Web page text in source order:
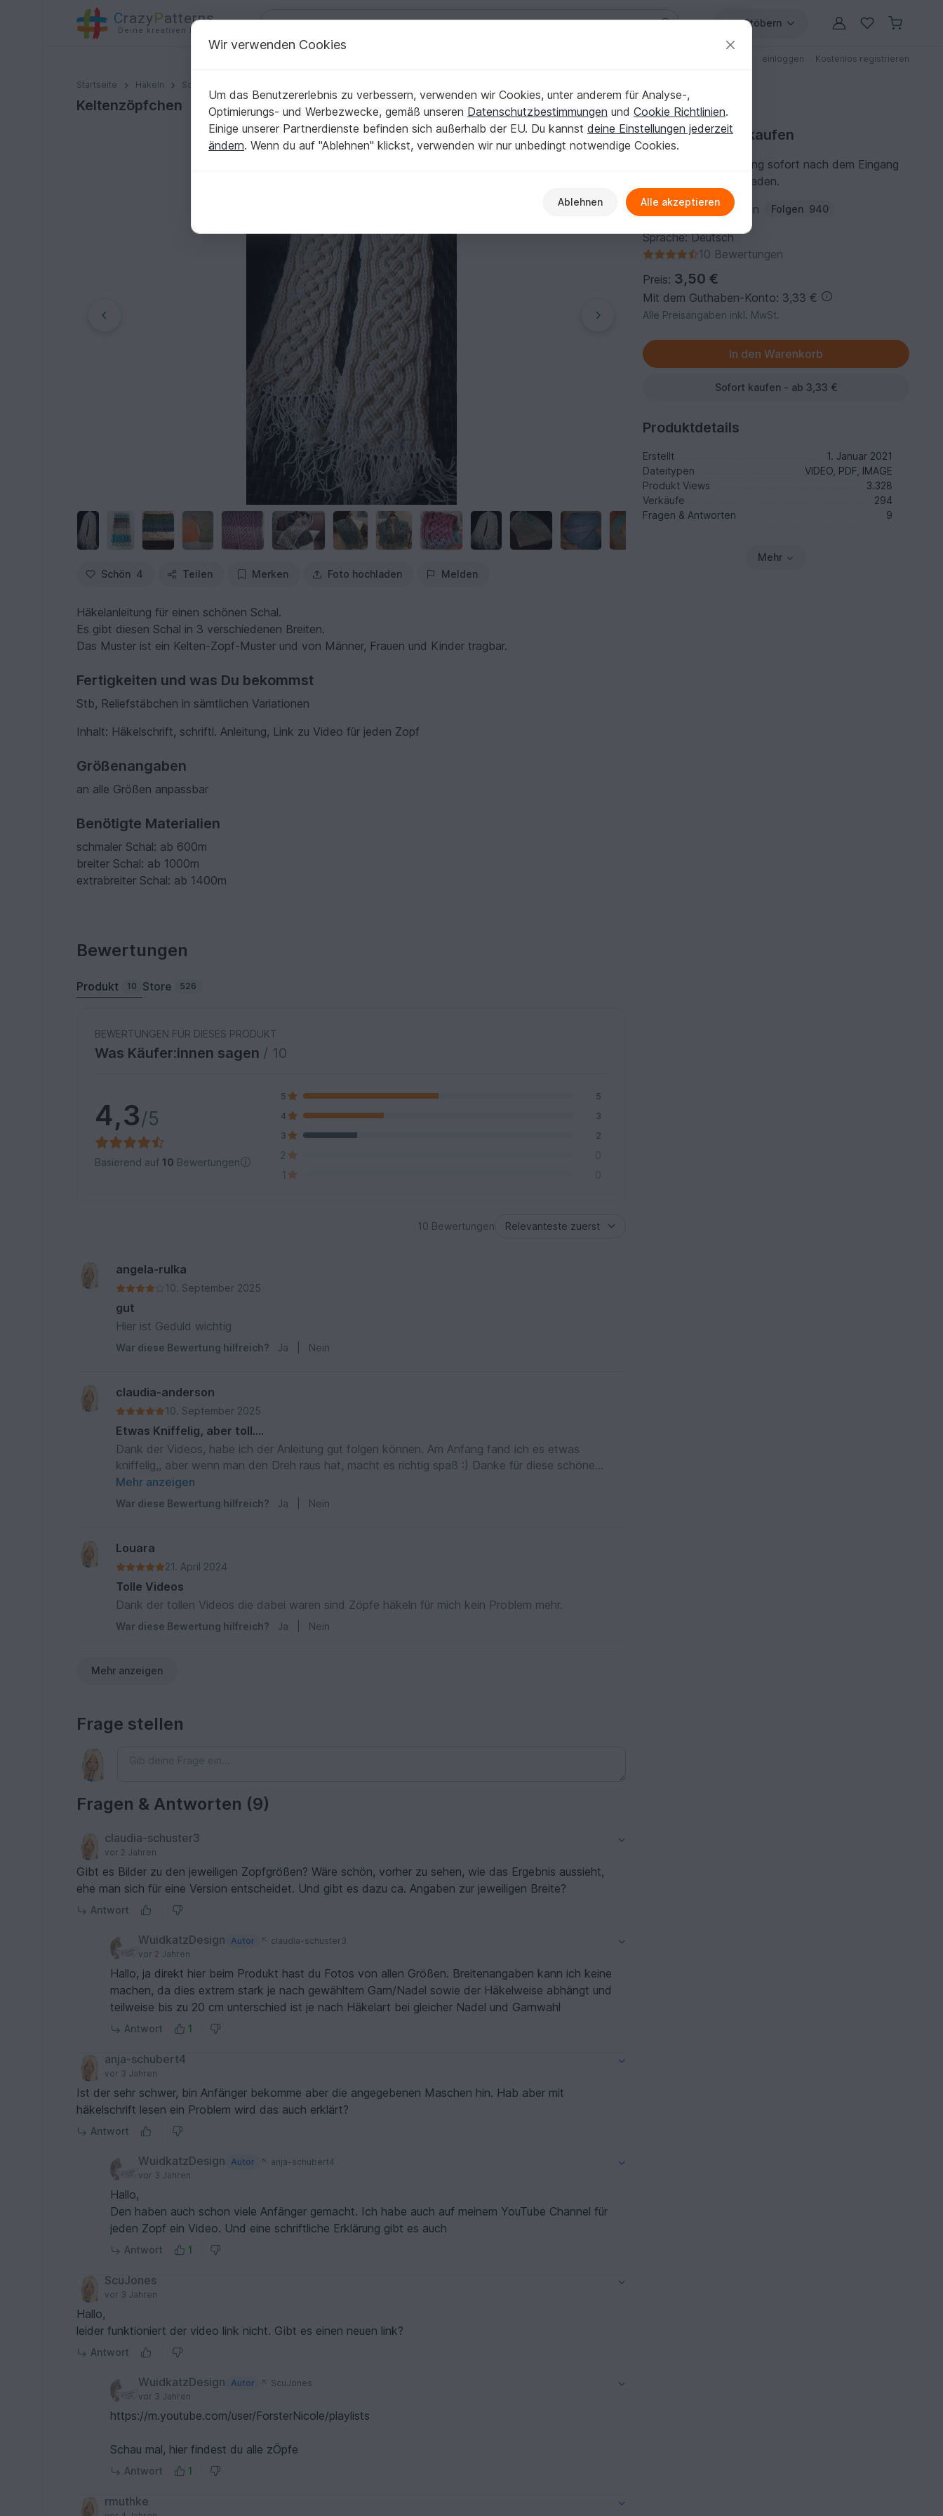
CrazyPatterns
Deine kreativen Ideen
Stöbern
einloggen Kostenlos registrieren
Startseite Häkeln Schals
Keltenzöpfchen
Keltenzöpfchen
Schön 4 Teilen Merken Foto hochladen Melden
Häkelanleitung für einen schönen Schal.
Es gibt diesen Schal in 3 verschiedenen Breiten.
Das Muster ist ein Kelten-Zopf-Muster und von Männer, Frauen und Kinder tragbar.
Fertigkeiten und was Du bekommst
Stb, Reliefstäbchen in sämtlichen Variationen
Inhalt: Häkelschrift, schriftl. Anleitung, Link zu Video für jeden Zopf
Größenangaben
an alle Größen anpassbar
Benötigte Materialien
schmaler Schal: ab 600m
breiter Schal: ab 1000m
extrabreiter Schal: ab 1400m
Häkelanleitung kaufen
Du kannst die Anleitung sofort nach dem Eingang
der Zahlung herunterladen.
Autor: WuidkatzDesign Folgen 940
Sprache: Deutsch
10 Bewertungen
Preis: 3,50 €
Mit dem Guthaben-Konto: 3,33 €
Alle Preisangaben inkl. MwSt.
Sofort kaufen - ab 3,33 €
Produktdetails
Erstellt
1. Januar 2021
Dateitypen
VIDEO, PDF, IMAGE
Produkt Views
3.328
Verkäufe
294
Fragen & Antworten
9
Mehr
Bewertungen
Produkt 10 Store 526
BEWERTUNGEN FÜR DIESES PRODUKT
Was Käufer:innen sagen / 10
4,3/5
Basierend auf 10 Bewertungen
5
5
4
3
3
2
2
0
1
0
10 Bewertungen
angela-rulka
10. September 2025
gut
Hier ist Geduld wichtig
War diese Bewertung hilfreich? Ja Nein
claudia-anderson
10. September 2025
Etwas Kniffelig, aber toll....
Dank der Videos, habe ich der Anleitung gut folgen können. Am Anfang fand ich es etwas
kniffelig,, aber wenn man den Dreh raus hat, macht es richtig spaß :) Danke für diese schöne
Anleitung.
Mehr anzeigen
War diese Bewertung hilfreich? Ja Nein
Louara
21. April 2024
Tolle Videos
Dank der tollen Videos die dabei waren sind Zöpfe häkeln für mich kein Problem mehr.
War diese Bewertung hilfreich? Ja Nein
Mehr anzeigen
Frage stellen
Fragen & Antworten (9)
claudia-schuster3
vor 2 Jahren
Gibt es Bilder zu den jeweiligen Zopfgrößen? Wäre schön, vorher zu sehen, wie das Ergebnis aussieht,
ehe man sich für eine Version entscheidet. Und gibt es dazu ca. Angaben zur jeweiligen Breite?
Antwort
WuidkatzDesign Autor
claudia-schuster3
vor 2 Jahren
Hallo, ja direkt hier beim Produkt hast du Fotos von allen Größen. Breitenangaben kann ich keine
machen, da dies extrem stark je nach gewähltem Garn/Nadel sowie der Häkelweise abhängt und
teilweise bis zu 20 cm unterschied ist je nach Häkelart bei gleicher Nadel und Garnwahl
Antwort 1
anja-schubert4
vor 3 Jahren
Ist der sehr schwer, bin Anfänger bekomme aber die angegebenen Maschen hin. Hab aber mit
häkelschrift lesen ein Problem wird das auch erklärt?
Antwort
WuidkatzDesign Autor
anja-schubert4
vor 3 Jahren
Hallo,
Den haben auch schon viele Anfänger gemacht. Ich habe auch auf meinem YouTube Channel für
jeden Zopf ein Video. Und eine schriftliche Erklärung gibt es auch
Antwort 1
ScuJones
vor 3 Jahren
Hallo,
leider funktioniert der video link nicht. Gibt es einen neuen link?
Antwort
WuidkatzDesign Autor
ScuJones
vor 3 Jahren
https://m.youtube.com/user/ForsterNicole/playlists
Schau mal, hier findest du alle zÖpfe
Antwort 1
rmuthke
Wir verwenden Cookies
Um das Benutzererlebnis zu verbessern, verwenden wir Cookies, unter anderem für Analyse-,
Optimierungs- und Werbezwecke, gemäß unseren Datenschutzbestimmungen und Cookie Richtlinien.
Einige unserer Partnerdienste befinden sich außerhalb der EU. Du kannst deine Einstellungen jederzeit
ändern. Wenn du auf "Ablehnen" klickst, verwenden wir nur unbedingt notwendige Cookies.
Ablehnen Alle akzeptieren